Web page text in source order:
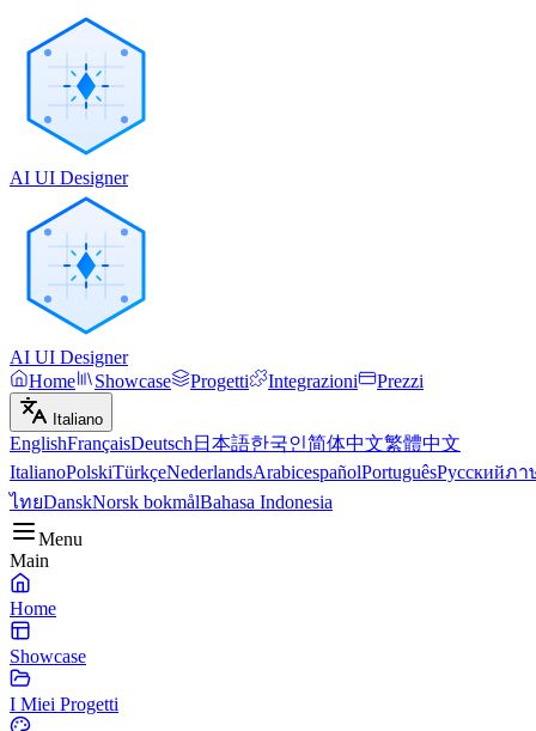
AI UI Designer
AI UI Designer
Home
Showcase Progetti Integrazioni Prezzi
Italiano
EnglishFrançaisDeutsch 日本語한국인简体中文繁體中文
ItalianoPolskiTürkçeNederlandsArabicespañolPortuguêsРусскийภา
ไทยDanskNorsk bokmålBahasa Indonesia
Menu
Main
Home
Showcase
I Miei Progetti